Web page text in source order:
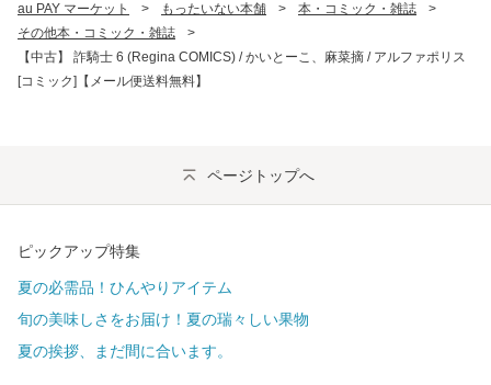
au PAY マーケット > もったいない本舗 > 本・コミック・雑誌
>
その他本・コミック・雑誌
>
【中古】 詐騎士 6 (Regina COMICS) / かいとーこ、麻菜摘 / アルファポリス
[コミック]【メール便送料無料】
ページトップへ
ピックアップ特集
夏の必需品！ひんやりアイテム
旬の美味しさをお届け！夏の瑞々しい果物
夏の挨拶、まだ間に合います。